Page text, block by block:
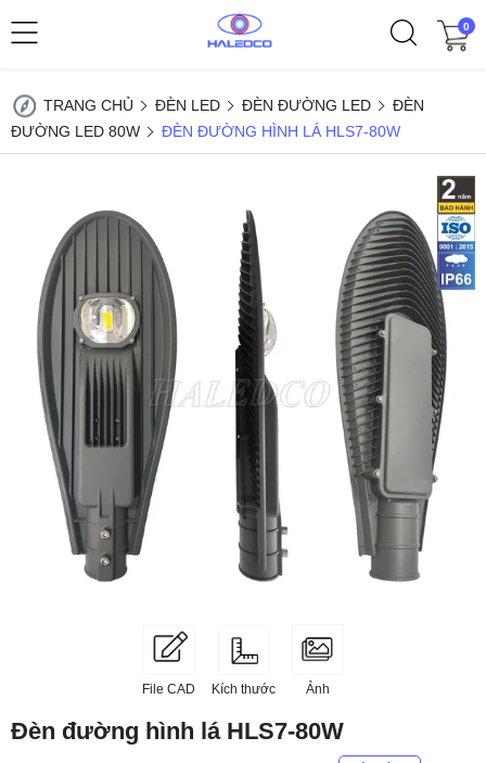
0
TRANG CHỦ ĐÈN LED ĐÈN ĐƯỜNG LED
ĐÈN
ĐƯỜNG LED 80W
ĐÈN ĐƯỜNG HÌNH LÁ HLS7-80W
File CAD Kích thước Ảnh
Đèn đường hình lá HLS7-80W